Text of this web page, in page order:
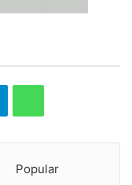
a
Popular